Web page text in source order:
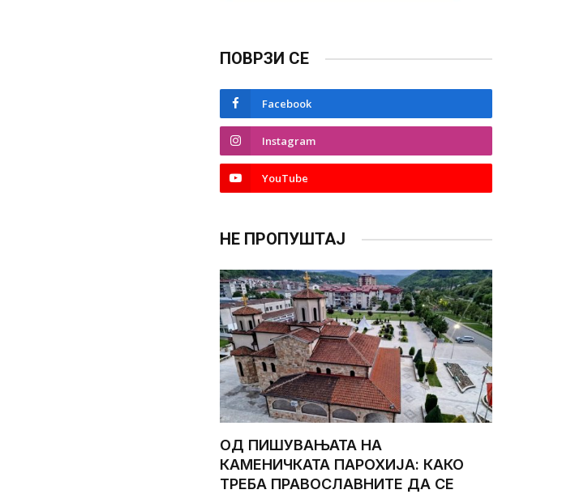
ПОВРЗИ СЕ
Facebook
Instagram
YouTube
НЕ ПРОПУШТАЈ
ОД ПИШУВАЊАТА НА
КАМЕНИЧКАТА ПАРОХИЈА: КАКО
ТРЕБА ПРАВОСЛАВНИТЕ ДА СЕ